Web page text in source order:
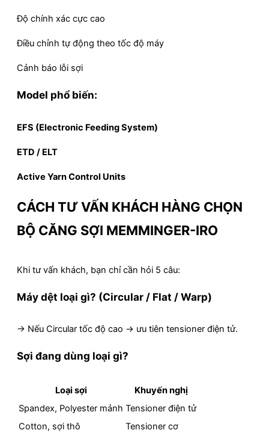
Độ chính xác cực cao
Điều chỉnh tự động theo tốc độ máy
Cảnh báo lỗi sợi
Model phổ biến:
EFS (Electronic Feeding System)
ETD / ELT
Active Yarn Control Units
CÁCH TƯ VẤN KHÁCH HÀNG CHỌN
BỘ CĂNG SỢI MEMMINGER-IRO
Khi tư vấn khách, bạn chỉ cần hỏi 5 câu:
Máy dệt loại gì? (Circular / Flat / Warp)
→ Nếu Circular tốc độ cao → ưu tiên tensioner điện tử.
Sợi đang dùng loại gì?
Loại sợi
Khuyến nghị
Spandex, Polyester mảnh Tensioner điện tử
Cotton, sợi thô
Tensioner cơ